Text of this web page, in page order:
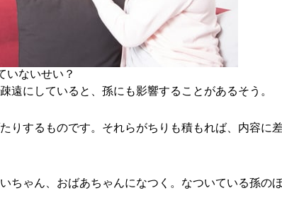
いないせい？
遠にしていると、孫にも影響することがあるそう。
りするものです。それらがちりも積もれば、内容
ちゃん、おばあちゃんになつく。なついている孫の